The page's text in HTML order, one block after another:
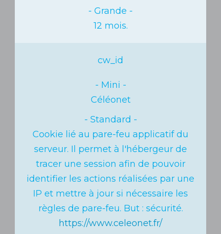
12 mois.
cw_id
Céléonet
Cookie lié au pare-feu applicatif du
serveur. Il permet à l'hébergeur de
tracer une session afin de pouvoir
identifier les actions réalisées par une
IP et mettre à jour si nécessaire les
règles de pare-feu. But : sécurité.
https://www.celeonet.fr/